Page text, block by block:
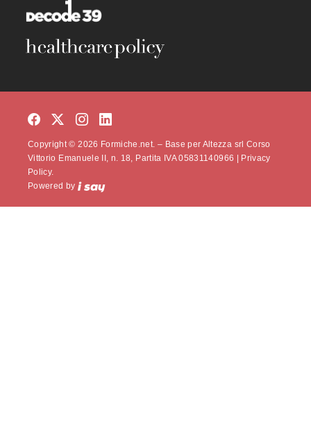
Copyright © 2026 Formiche.net. – Base per Altezza srl Corso
Vittorio Emanuele II, n. 18, Partita IVA 05831140966 |
Privacy
Policy.
Powered by